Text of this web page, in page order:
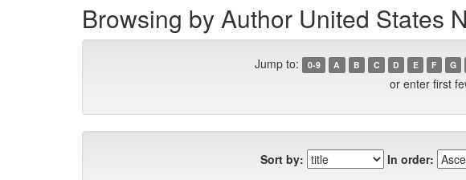
Browsing by Author United States
Jump to: 0-9 A B C D E F G
or enter first
Sort by: In order: